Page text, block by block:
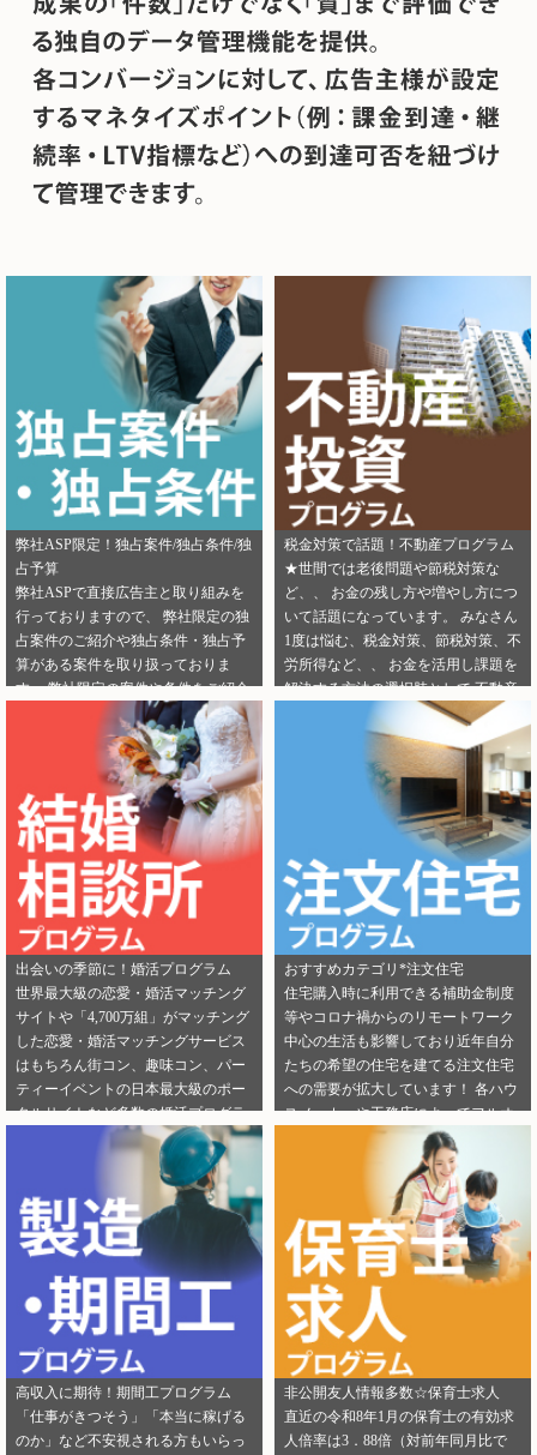
弊社ASP限定！独占案件/独占条件/独
占予算
弊社ASPで直接広告主と取り組みを
行っておりますので、 弊社限定の独
占案件のご紹介や独占条件・独占予
算がある案件を取り扱っておりま
す。 弊社限定の案件や条件をご紹介
できるカテゴリーは下記となりま
す。 ・健康食品 ・美容 ・転職エー
ジェント（IT/エンジニア求人） ・転
職エージェント（一般求人） ・転職
エージェント（工場求人） ・生理管
理ツール ・不動産（売却） ・不動産
（投資） ・不動産（外壁） ・不動産
（注文住宅） ・引越し ・ランドセル
是非この機会に、新規でご登録いた
だくアフィリエイター様は 「お申込
みはこちら」からご登録時のプロフ
ィール欄に 「独占案件・独占条件の
お知らせ」を見たという旨をご入力
ください。 メディパートナーにご登
録いただいている アフィリエイター
様は「お問い合わせはこちら」から
ご連絡ください。
税金対策で話題！不動産プログラム
★世間では老後問題や節税対策な
ど、、 お金の残し方や増やし方につ
いて話題になっています。 みなさん
1度は悩む、税金対策、節税対策、不
労所得など、、 お金を活用し課題を
解決する方法の選択肢として 不動産
投資を選択する人が増えてきていま
す。 サラリーマンからでも始められ
る不動産投資は税金対策として注目
を浴びています。 弊社では独占案件
や好条件でのご案内が可能になりま
す！ 資料請求からオンライン面談な
ど複数相談方法があり訴求がしやす
いカテゴリにもなります。 ぜひご掲
載のご検討をよろしくお願いしま
す！ ★ 新規でご登録いただくアフィ
リエイター様は 「お申込みはこち
ら」からご登録時のプロフィール欄
に 注目のカテゴリを見たという旨を
ご入力ください。 メディパートナー
にご登録いただいている アフィリエ
イター様は「お問い合わせはこち
ら」から ご連絡ください。
出会いの季節に！婚活プログラム
世界最大級の恋愛・婚活マッチング
サイトや「4,700万組」がマッチング
した恋愛・婚活マッチングサービス
はもちろん街コン、趣味コン、パー
ティーイベントの日本最大級のポー
タルサイトなど多数の婚活プログラ
ムを取り扱っております！ 新規でご
登録いただくアフィリエイター様は
「お申込みはこちら」からご登録時
のプロフィール欄に注目のカテゴリ
を見たという旨をご入力ください。
メディパートナーにご登録いただい
ているアフィリエイター様は「お問
い合わせはこちら」からご連絡くだ
さい。
おすすめカテゴリ*注文住宅
住宅購入時に利用できる補助金制度
等やコロナ禍からのリモートワーク
中心の生活も影響しており近年自分
たちの希望の住宅を建てる注文住宅
への需要が拡大しています！ 各ハウ
スメーカーや工務店によってフルオ
ーダー住宅・セミオーダー住宅など
様々な取扱いがありユーザーの好み
をくみ取って家づくりをサポ―トし
てくれます。 新規でご登録いただく
アフィリエイター様は「お申込みは
こちら」からご登録時のプロフィー
ル欄に注目のカテゴリを見たという
旨をご入力ください。 メディパート
ナーにご登録いただいているアフィ
リエイター様は「お問い合わせはこ
ちら」からご連絡ください。
高収入に期待！期間工プログラム
「仕事がきつそう」「本当に稼げる
のか」など不安視される方もいらっ
非公開友人情報多数☆保育士求人
直近の令和8年1月の保育士の有効求
人倍率は3．88倍（対前年同月比で